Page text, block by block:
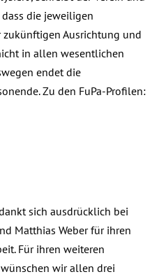
die jeweiligen
Ausrichtung und
in allen wesentlichen
endet die
Zu den FuPa-Profilen:
sich ausdrücklich bei
Matthias Weber für ihren
Für ihren weiteren
wir allen drei